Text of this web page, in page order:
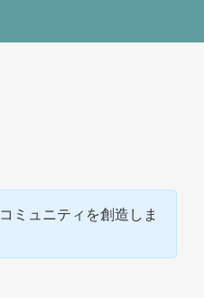
ミュニティを創造しま